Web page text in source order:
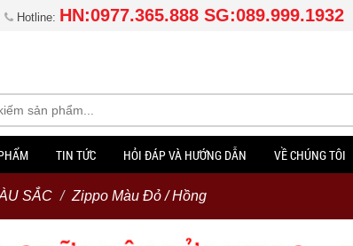
Hotline: HN:0977.365.888 SG:089.999.1932
TIN TỨC HỎI ĐÁP VÀ HƯỚNG DẪN VỀ CHÚNG TÔI
SẮC Zippo Màu Đỏ / Hồng